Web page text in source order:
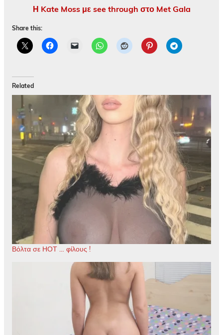
Η Kate Moss με see through στο Met Gala
Share this:
Related
Βόλτα σε ΗΟΤ … φίλους !